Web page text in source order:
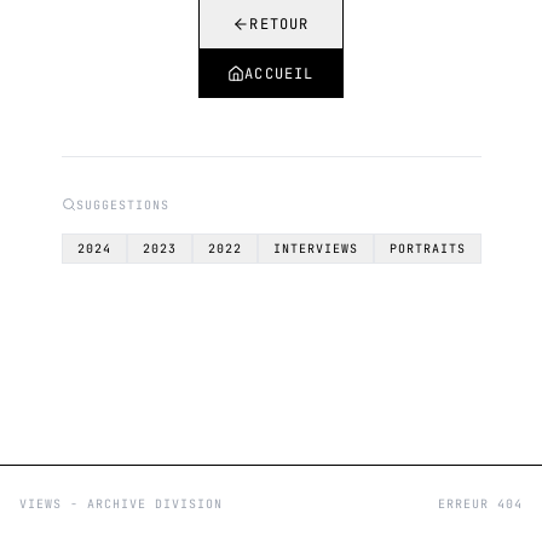
RETOUR
ACCUEIL
SUGGESTIONS
2024 2023 2022 INTERVIEWS PORTRAITS
VIEWS - ARCHIVE DIVISION ERREUR 404